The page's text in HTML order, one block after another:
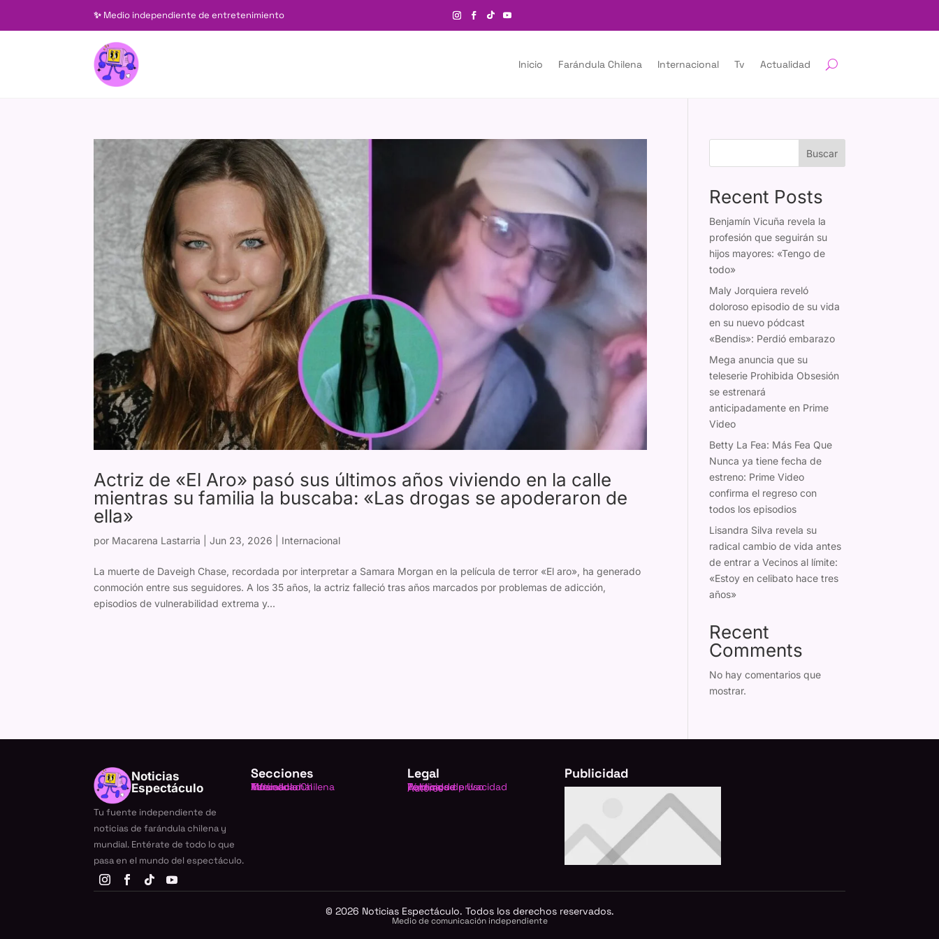
✨ Medio independiente de entretenimiento
Inicio Farándula Chilena Internacional Tv Actualidad
Actriz de «El Aro» pasó sus últimos años viviendo en la calle
mientras su familia la buscaba: «Las drogas se apoderaron de
ella»
por Macarena Lastarria |Jun 23, 2026 Internacional
La muerte de Daveigh Chase, recordada por interpretar a Samara Morgan en la película de terror «El aro», ha generado
conmoción entre sus seguidores. A los 35 años, la actriz falleció tras años marcados por problemas de adicción,
episodios de vulnerabilidad extrema y...
Buscar
Recent Posts
Benjamín Vicuña revela la
profesión que seguirán su
hijos mayores: «Tengo de
todo»
Maly Jorquiera reveló
doloroso episodio de su vida
en su nuevo pódcast
«Bendis»: Perdió embarazo
Mega anuncia que su
teleserie Prohibida Obsesión
se estrenará
anticipadamente en Prime
Video
Betty La Fea: Más Fea Que
Nunca ya tiene fecha de
estreno: Prime Video
confirma el regreso con
todos los episodios
Lisandra Silva revela su
radical cambio de vida antes
de entrar a Vecinos al límite:
«Estoy en celibato hace tres
años»
Recent
Comments
No hay comentarios que
mostrar.
Noticias
Espectáculo
Tu fuente independiente de
noticias de farándula chilena y
mundial. Entérate de todo lo que
pasa en el mundo del espectáculo.
Secciones
Farándula Chilena
Internacional
TV
Música
Actualidad
Legal
Política de privacidad
Términos de Uso
Publicidad
Autores
Publicidad
© 2026 Noticias Espectáculo. Todos los derechos reservados.
Medio de comunicación independiente